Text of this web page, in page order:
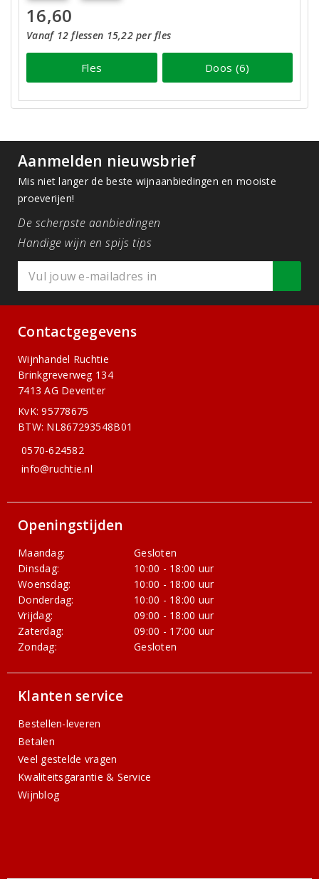
16,60
Vanaf 12 flessen 15,22 per fles
Fles Doos (6)
Aanmelden nieuwsbrief
Mis niet langer de beste wijnaanbiedingen en mooiste
proeverijen!
De scherpste aanbiedingen
Handige wijn en spijs tips
Contactgegevens
Wijnhandel Ruchtie
Brinkgreverweg 134
7413 AG Deventer
KvK: 95778675
BTW: NL867293548B01
0570-624582
info@ruchtie.nl
Openingstijden
Maandag:
Gesloten
Dinsdag:
10:00 - 18:00 uur
Woensdag:
10:00 - 18:00 uur
Donderdag:
10:00 - 18:00 uur
Vrijdag:
09:00 - 18:00 uur
Zaterdag:
09:00 - 17:00 uur
Zondag:
Gesloten
Klanten service
Bestellen-leveren
Betalen
Veel gestelde vragen
Kwaliteitsgarantie & Service
Wijnblog